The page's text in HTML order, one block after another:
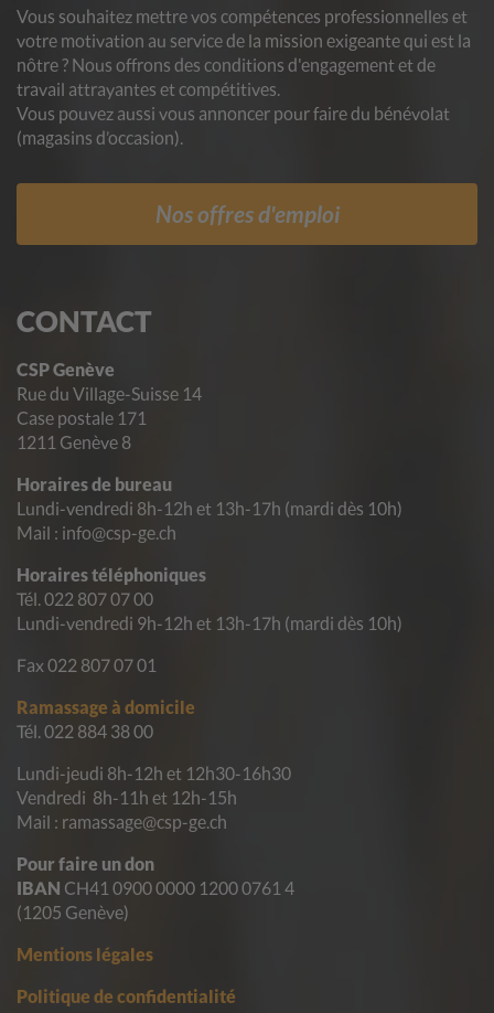
Vous souhaitez mettre vos compétences professionnelles et
votre motivation au service de la mission exigeante qui est la
nôtre ? Nous offrons des conditions d'engagement et de
travail attrayantes et compétitives.
Vous pouvez aussi vous annoncer pour faire du bénévolat
(magasins d’occasion).
Nos offres d'emploi
CONTACT
CSP Genève
Rue du Village-Suisse 14
Case postale 171
1211 Genève 8
Horaires de bureau
Lundi-vendredi 8h-12h et 13h-17h (mardi dès 10h)
Mail : info@csp-ge.ch
Horaires téléphoniques
Tél. 022 807 07 00
Lundi-vendredi 9h-12h et 13h-17h (mardi dès 10h)
Fax 022 807 07 01
Ramassage à domicile
Tél. 022 884 38 00
Lundi-jeudi 8h-12h et 12h30-16h30
Vendredi 8h-11h et 12h-15h
Mail : ramassage@csp-ge.ch
Pour faire un don
IBAN CH41 0900 0000 1200 0761 4
(1205 Genève)
Mentions légales
Politique de confidentialité